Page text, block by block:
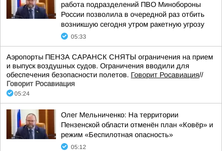
работа подразделений ПВО Минобороны
России позволила в очередной раз отбить
возникшую сегодня утром ракетную угрозу
05:33
Аэропорты ПЕНЗА САРАНСК СНЯТЫ ограничения на прием
и выпуск воздушных судов. Ограничения вводили для
обеспечения безопасности полетов. Говорит Росавиация//
Говорит Росавиация
05:24
Олег Мельниченко: На территории
Пензенской области отменён план «Ковёр» и
режим «Беспилотная опасность»
05:12